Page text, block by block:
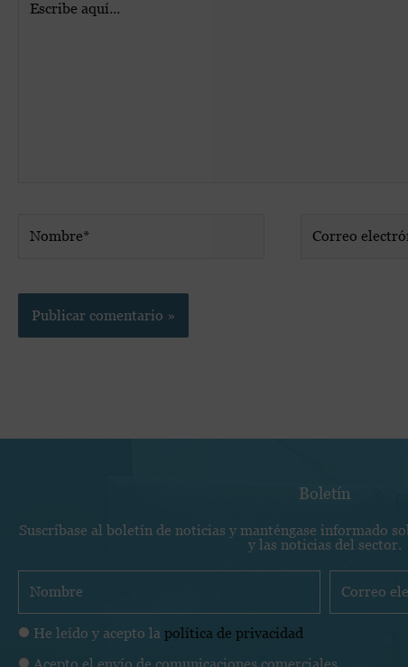
aquí...
electrónico*
Boletín
Suscríbase al boletín de noticias y manténgase informado
y las noticias del sector.
m
P
o
He leído y acepto la política de privacidad
C